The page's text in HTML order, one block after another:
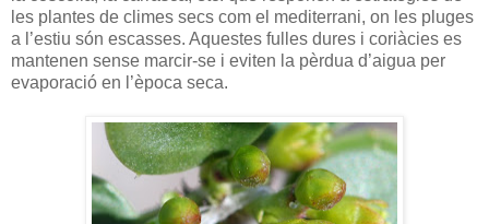
les plantes de climes secs com el mediterrani, on les pluges
a l’estiu són escasses. Aquestes fulles dures i coriàcies es
mantenen sense marcir-se i eviten la pèrdua d’aigua per
evaporació en l’època seca.